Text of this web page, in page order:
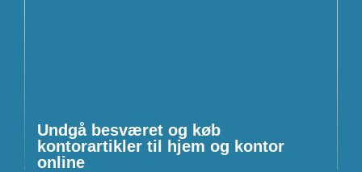
Undgå besværet og køb
kontorartikler til hjem og kontor
online